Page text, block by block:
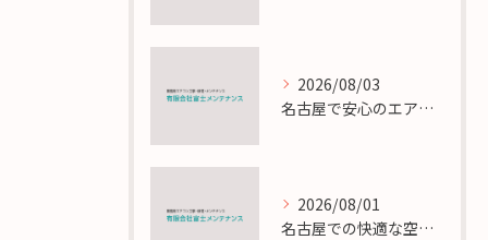
2026/08/03
名古屋で安心のエアコン工事と定期メンテナンスの重要性
2026/08/01
名古屋での快適な空調を実現するエアコンサービスの技術